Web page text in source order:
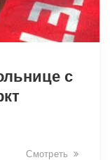
с
Смотреть